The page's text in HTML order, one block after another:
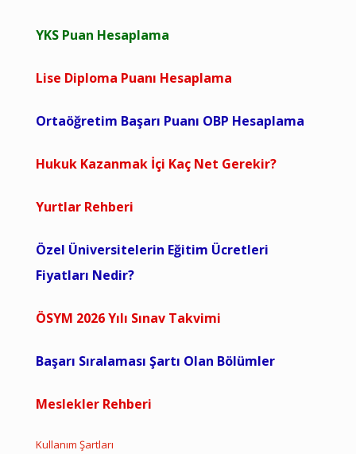
YKS Puan Hesaplama
Lise Diploma Puanı Hesaplama
Ortaöğretim Başarı Puanı OBP Hesaplama
Hukuk Kazanmak İçi Kaç Net Gerekir?
Yurtlar Rehberi
Özel Üniversitelerin Eğitim Ücretleri
Fiyatları Nedir?
ÖSYM 2026 Yılı Sınav Takvimi
Başarı Sıralaması Şartı Olan Bölümler
Meslekler Rehberi
Kullanım Şartları